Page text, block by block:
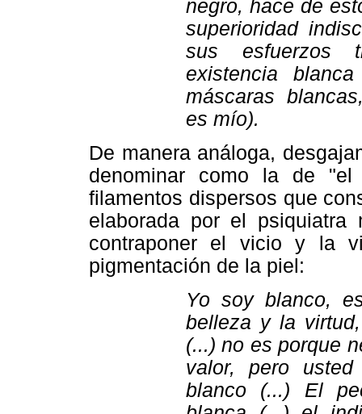
negro, hace de
superioridad
sus esfuerzos
existencia
máscaras
es mío).
De manera análoga,
denominar como la de
filamentos dispersos que
elaborada por el psiquiatra
contraponer el vicio y la
pigmentación de la piel:
Yo soy blanco,
belleza y la
(...) no es porque
valor, pero
blanco (...) El